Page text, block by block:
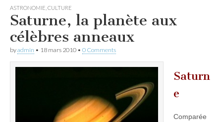
ASTRONOMIE CULTURE
Saturne, la planète aux
célèbres anneaux
byadmin • 18 mars 2010 • 0 Comments
Saturn
e
Comparée